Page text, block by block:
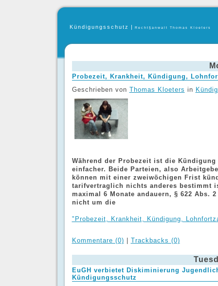
Kündigungsschutz | Recht§anwalt Thomas Kloeters
Probezeit, Krankheit, Kündigung,
Geschrieben von Thomas Kloeters in
Während der Probezeit ist die
einfacher. Beide Parteien, also
können mit einer zweiwöchigen Frist
tarifvertraglich nichts anderes bestimmt
maximal 6 Monate andauern, § 622 Abs.
nicht um die
"Probezeit, Krankheit, Kündigung,
Kommentare (0) Trackbacks (0)
EuGH verbietet Diskiminierung
Kündigungsschutz